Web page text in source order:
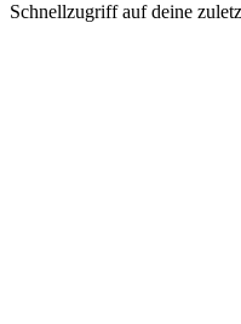
Schnellzugriff auf deine